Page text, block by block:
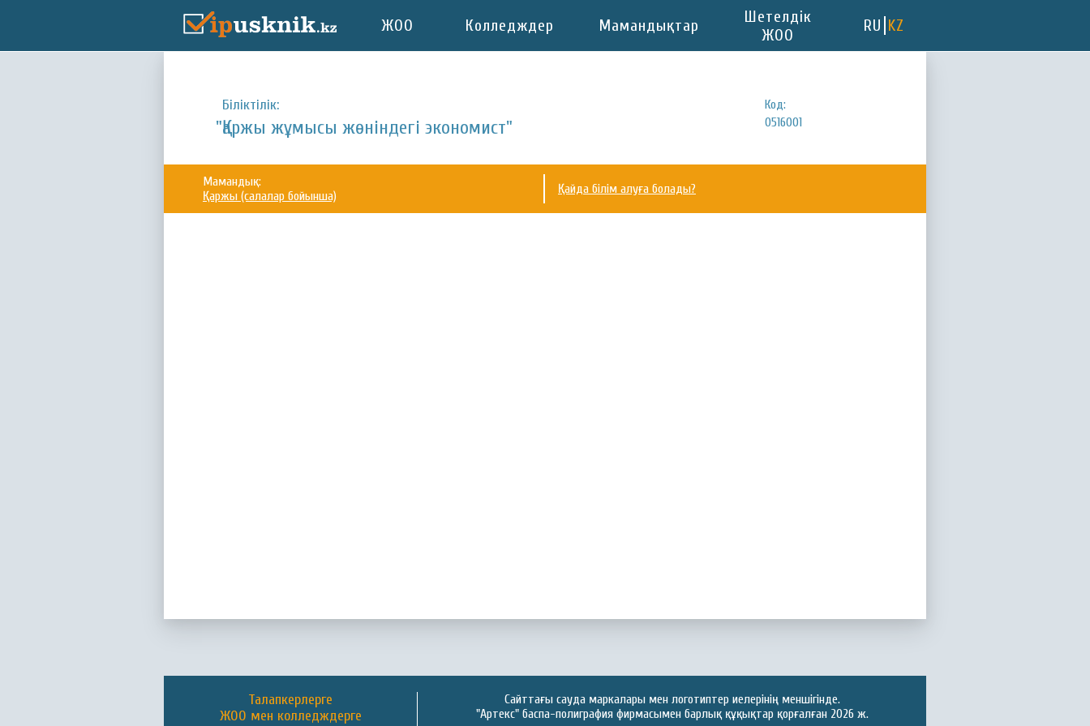
ЖОО Колледждер Мамандықтар
Шетелдік
ЖОО
RU KZ
Біліктілік:
"Қаржы жұмысы жөніндегі экономист"
Код:
0516001
Мамандық:
Қаржы (салалар бойынша)
Қайда білім алуға болады?
Талапкерлерге
ЖОО мен колледждерге
Сайттағы сауда маркалары мен логотиптер иелерінің меншігінде.
"Артекс" баспа-полиграфия фирмасымен барлық құқықтар қорғалған 2026 ж.